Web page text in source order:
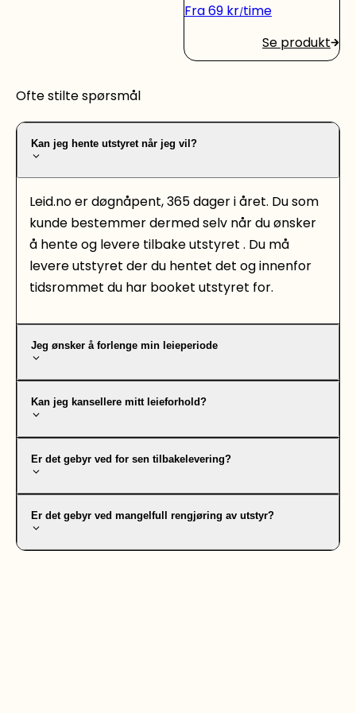
Fra69 kr time
Se produkt
Ofte stilte spørsmål
Kan jeg hente utstyret når jeg vil?
Leid.no er døgnåpent, 365 dager i året. Du som
kunde bestemmer dermed selv når du ønsker
å hente og levere tilbake utstyret . Du må
levere utstyret der du hentet det og innenfor
tidsrommet du har booket utstyret for.
Jeg ønsker å forlenge min leieperiode
Kan jeg kansellere mitt leieforhold?
Er det gebyr ved for sen tilbakelevering?
Er det gebyr ved mangelfull rengjøring av utstyr?